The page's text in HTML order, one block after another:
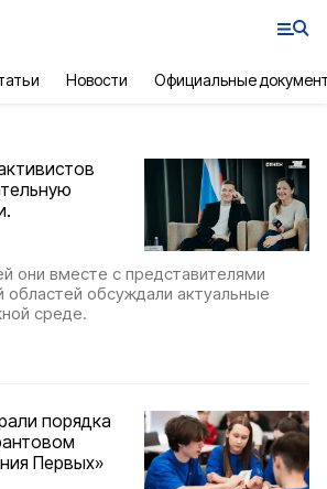
Новости Официальные
они вместе с представителями
областей обсуждали актуальные
среде.
порядка
Первых»